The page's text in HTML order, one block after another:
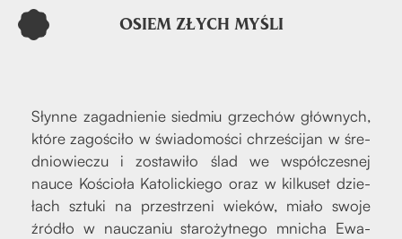
OSIEM ZŁYCH MYŚLI
Słyn­ne zagad­nie­nie sied­miu grze­chów głów­nych,
któ­re zago­ści­ło w świa­do­mo­ści chrze­ści­jan w śre­
dnio­wie­czu i zosta­wi­ło ślad we współ­cze­snej
nauce Kościo­ła Kato­lic­kie­go oraz w kil­ku­set dzie­
łach sztu­ki na prze­strze­ni wie­ków, mia­ło swo­je
źró­dło w naucza­niu sta­ro­żyt­ne­go mni­cha Ewa­